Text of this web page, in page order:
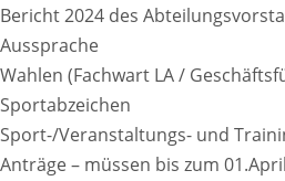
Bericht 2024 des
Aussprache
Wahlen (Fachwart LA /
Sportabzeichen
Sport-/Veranstaltungs- und
Anträge – müssen bis zum